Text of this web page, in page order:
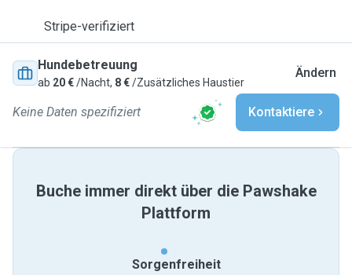
Stripe-verifiziert
Hundebetreuung
ab 20 €/Nacht, 8 €/Zusätzliches Haustier
Ändern
Keine Daten spezifiziert Kontaktiere
Buche immer direkt über die Pawshake
Plattform
Sorgenfreiheit